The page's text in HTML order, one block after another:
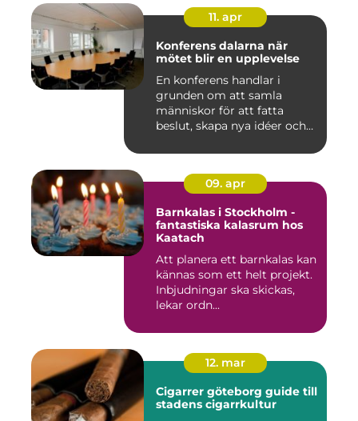
11. apr
Konferens dalarna när
mötet blir en upplevelse
En konferens handlar i
grunden om att samla
människor för att fatta
beslut, skapa nya idéer och
09. apr
Barnkalas i Stockholm -
fantastiska kalasrum hos
Kaatach
Att planera ett barnkalas kan
kännas som ett helt projekt.
Inbjudningar ska skickas,
lekar ordn...
12. mar
Cigarrer göteborg guide till
stadens cigarrkultur